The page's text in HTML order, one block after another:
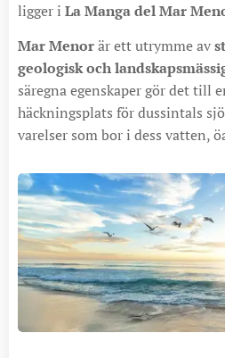
ligger i La Manga del Mar
Mar Menorär ett utrymme av
geologisk och
säregna egenskaper gör det till
häckningsplats för dussintals
varelser som bor i dess vatten,